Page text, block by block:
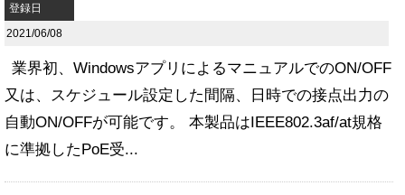
登録日
2021/06/08
業界初、WindowsアプリによるマニュアルでのON/OFF
又は、スケジュール設定した間隔、日時での接点出力の
自動ON/OFFが可能です。 本製品はIEEE802.3af/at規格
に準拠したPoE受...